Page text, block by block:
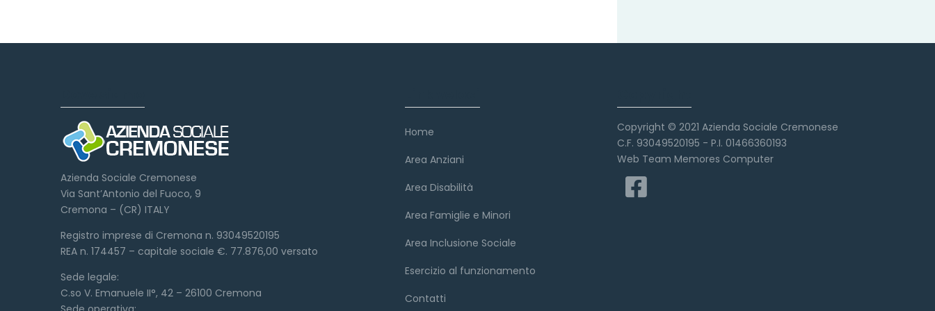
Azienda Sociale Cremonese
Via Sant’Antonio del Fuoco, 9
Cremona – (CR) ITALY
Registro imprese di Cremona n. 93049520195
REA n. 174457 – capitale sociale €. 77.876,00 versato
Sede legale:
C.so V. Emanuele II°, 42 – 26100 Cremona
Home
Area Anziani
Area Disabilità
Area Famiglie e Minori
Area Inclusione Sociale
Esercizio al funzionamento
Contatti
Copyright © 2021 Azienda Sociale Cremonese
C.F. 93049520195 - P.I. 01466360193
Web Team Memores Computer